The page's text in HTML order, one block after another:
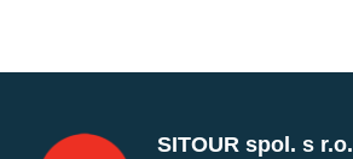
SITOUR spol. s r.o.